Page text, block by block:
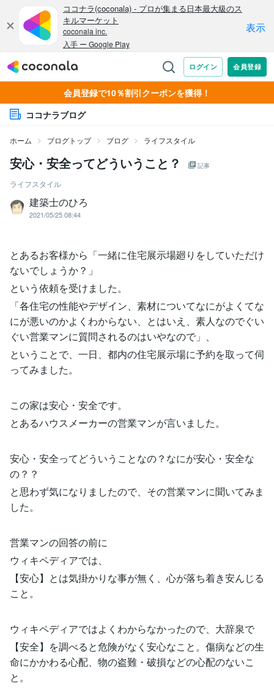
会員登録で10％割引クーポンを獲得！
ココナラブログ
ホーム ブログトップ ブログ ライフスタイル
安心・安全ってどういうこと？ 記事
ライフスタイル
建築士のひろ
2021/05/25 08:44
とあるお客様から「一緒に住宅展示場廻りをしていただけ
ないでしょうか？」
という依頼を受けました。
「各住宅の性能やデザイン、素材についてなにがよくてな
にが悪いのかよくわからない、とはいえ、素人なのでぐい
ぐい営業マンに質問されるのはいやなので」、
ということで、一日、都内の住宅展示場に予約を取って伺
ってみました。
この家は安心・安全です。
とあるハウスメーカーの営業マンが言いました。
安心・安全ってどういうことなの？なにが安心・安全な
の？？
と思わず気になりましたので、その営業マンに聞いてみま
した。
営業マンの回答の前に
ウィキペディアでは、
【安心】とは気掛かりな事が無く、心が落ち着き安んじる
こと。
ウィキペディアではよくわからなかったので、大辞泉で
【安全】を調べると危険がなく安心なこと。傷病などの生
命にかかわる心配、物の盗難・破損などの心配のないこ
と。